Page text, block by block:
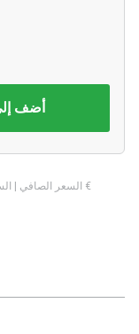
أضف
* السعر الصافي | السعر ‏60.68 €